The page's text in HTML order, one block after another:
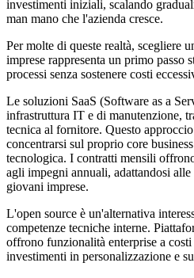
investimenti iniziali, scalando
man mano che l'azienda cresce.
Per molte di queste realtà, scegliere
imprese rappresenta un primo passo
processi senza sostenere costi
Le soluzioni SaaS (Software as a
infrastruttura IT e di manutenzione,
tecnica al fornitore. Questo
concentrarsi sul proprio core
tecnologica. I contratti mensili
agli impegni annuali, adattandosi
giovani imprese.
L'open source è un'alternativa
competenze tecniche interne.
offrono funzionalità enterprise a
investimenti in personalizzazione e